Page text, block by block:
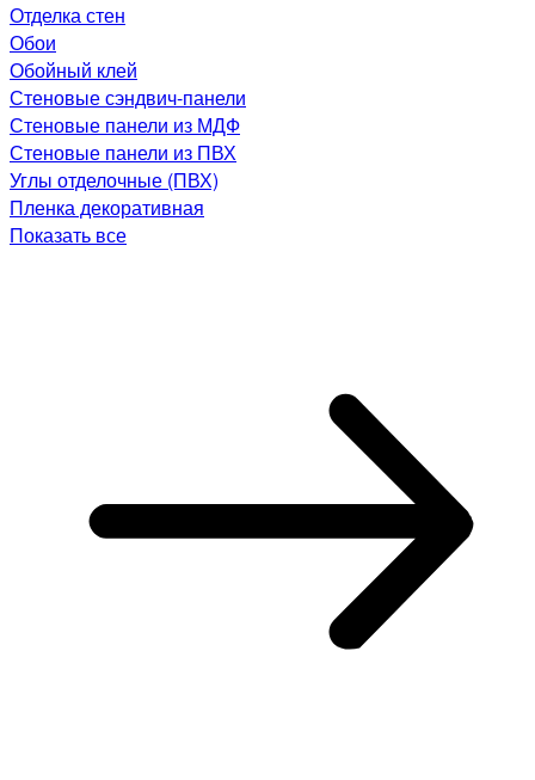
Отделка стен
Обои
Обойный клей
Стеновые сэндвич-панели
Стеновые панели из МДФ
Стеновые панели из ПВХ
Углы отделочные (ПВХ)
Пленка декоративная
Показать все